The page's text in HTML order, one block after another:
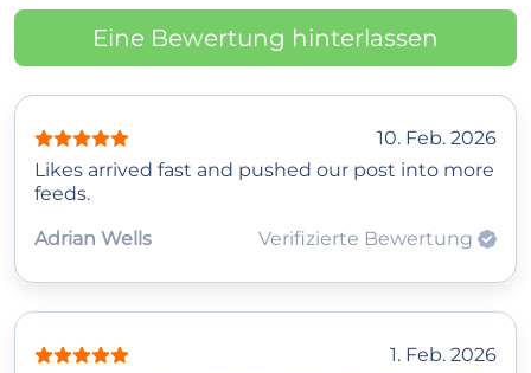
Eine Bewertung hinterlassen
10. Feb. 2026
Likes arrived fast and pushed our post into more
feeds.
Adrian Wells
Verifizierte Bewertung
1. Feb. 2026